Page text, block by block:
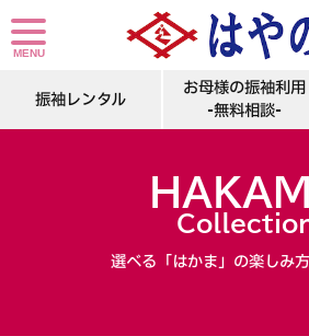
振袖レンタル
お母様の振袖利用
-無料相談-
選べる「はかま」の楽しみ